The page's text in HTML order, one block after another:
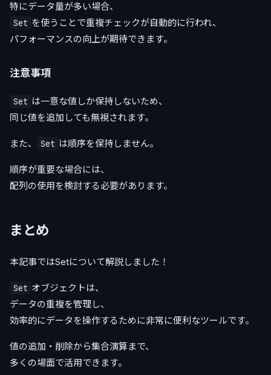
特にデータ量が多い場合、
Set を使うことで重複チェックが自動的に行われ、
パフォーマンスの向上が期待できます。
注意事項
Set は一意な値しか保持しないため、
同じ値を追加しても無視されます。
また、 Set は順序を保持しません。
順序が重要な場合には、
配列の使用を検討する必要があります。
まとめ
本記事ではSetについて解説しました！
Set オブジェクトは、
データの重複を管理し、
効率的にデータを操作するために非常に便利なツールです。
値の追加・削除から集合演算まで、
多くの場面で活用できます。